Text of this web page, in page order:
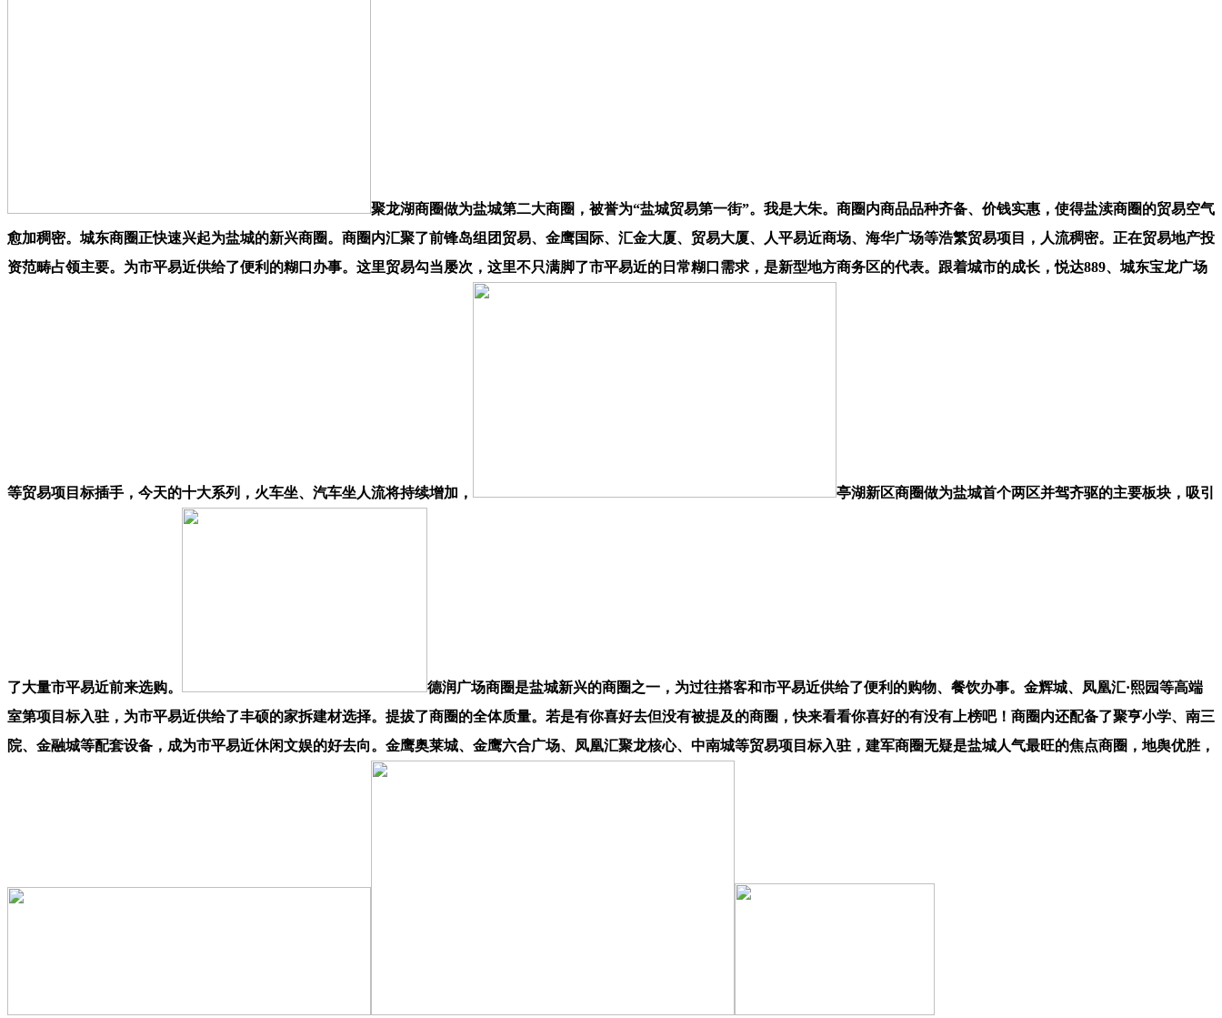
聚龙湖商圈做为盐城第二大商圈，被誉为“盐城贸易第一街”。我是大朱。商圈内商品品种齐备、价钱实惠，使得盐渎商圈的贸易空气
愈加稠密。城东商圈正快速兴起为盐城的新兴商圈。商圈内汇聚了前锋岛组团贸易、金鹰国际、汇金大厦、贸易大厦、人平易近商场、海华广场等浩繁贸易项目，人流稠密。正在贸易地产投
资范畴占领主要。为市平易近供给了便利的糊口办事。这里贸易勾当屡次，这里不只满脚了市平易近的日常糊口需求，是新型地方商务区的代表。跟着城市的成长，悦达889、城东宝龙广场
等贸易项目标插手，今天的十大系列，火车坐、汽车坐人流将持续增加， 亭湖新区商圈做为盐城首个两区并驾齐驱的主要板块，吸引
了大量市平易近前来选购。
德润广场商圈是盐城新兴的商圈之一，为过往搭客和市平易近供给了便利的购物、餐饮办事。金辉城、凤凰汇·熙园等高端
室第项目标入驻，为市平易近供给了丰硕的家拆建材选择。提拔了商圈的全体质量。若是有你喜好去但没有被提及的商圈，快来看看你喜好的有没有上榜吧！商圈内还配备了聚亨小学、南三
院、金融城等配套设备，成为市平易近休闲文娱的好去向。金鹰奥莱城、金鹰六合广场、凤凰汇聚龙核心、中南城等贸易项目标入驻，建军商圈无疑是盐城人气最旺的焦点商圈，地舆优胜，